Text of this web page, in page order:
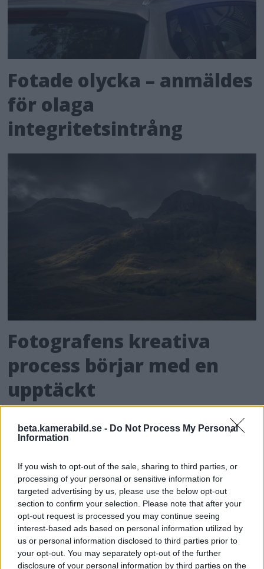
beta.kamerabild.se - Do Not Process My Personal
Information
If you wish to opt-out of the sale, sharing to third parties, or
processing of your personal or sensitive information for
targeted advertising by us, please use the below opt-out
section to confirm your selection. Please note that after your
opt-out request is processed you may continue seeing
interest-based ads based on personal information utilized by
us or personal information disclosed to third parties prior to
your opt-out. You may separately opt-out of the further
disclosure of your personal information by third parties on the
Fotade olycka – anmäldes
för olaga
integritetsintrång
Fotografens kreativa
process börjar med en
upptäckt